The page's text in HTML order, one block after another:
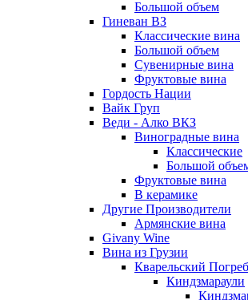
Большой объем
Гиневан ВЗ
Классические вина
Большой объем
Сувенирные вина
Фруктовые вина
Гордость Нации
Вайк Груп
Веди - Алко ВКЗ
Виноградные вина
Классические
Большой
Фруктовые вина
В керамике
Другие Производители
Армянские вина
Givany Wine
Вина из Грузии
Кварельский Погреб
Киндзмараули